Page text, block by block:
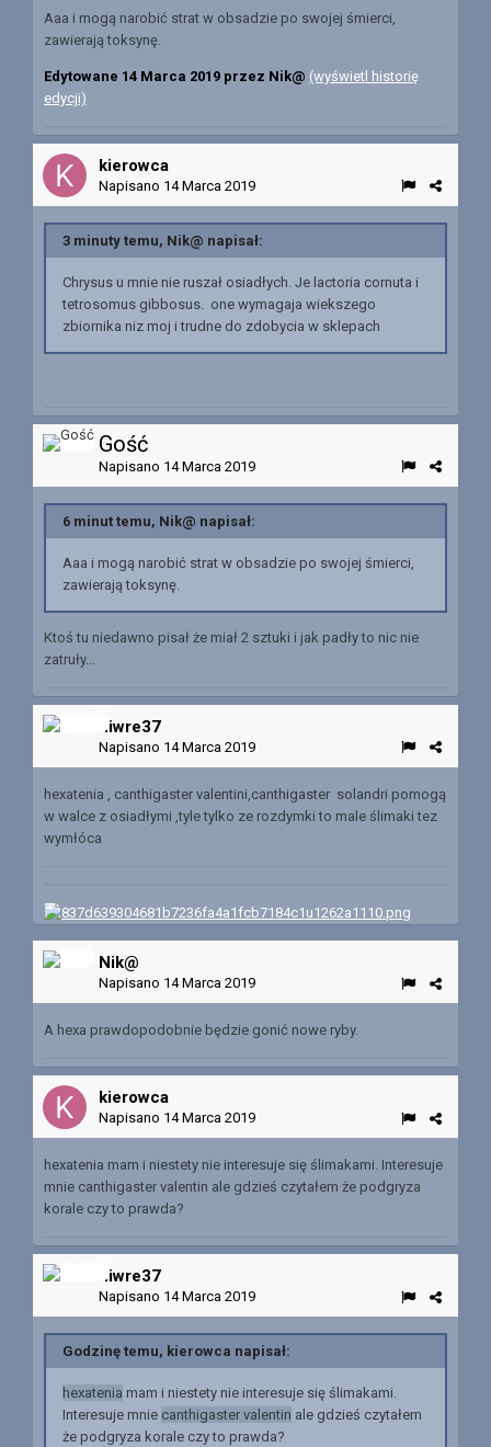
Aaa i mogą narobić strat w obsadzie po swojej śmierci,
zawierają toksynę.
Edytowane 14 Marca 2019 przez Nik@ (wyświetl historię
edycji)
kierowca
Napisano 14 Marca 2019
3 minuty temu, Nik@ napisał:
Chrysus u mnie nie ruszał osiadłych. Je lactoria cornuta i
tetrosomus gibbosus. one wymagaja wiekszego
zbiornika niz moj i trudne do zdobycia w sklepach
Gość
Napisano 14 Marca 2019
6 minut temu, Nik@ napisał:
Aaa i mogą narobić strat w obsadzie po swojej śmierci,
zawierają toksynę.
Ktoś tu niedawno pisał że miał 2 sztuki i jak padły to nic nie
zatruły...
niwre37
Napisano 14 Marca 2019
hexatenia , canthigaster valentini,canthigaster solandri pomogą
w walce z osiadłymi ,tyle tylko ze rozdymki to male ślimaki tez
wymłóca
Nik@
Napisano 14 Marca 2019
A hexa prawdopodobnie będzie gonić nowe ryby.
kierowca
Napisano 14 Marca 2019
hexatenia mam i niestety nie interesuje się ślimakami. Interesuje
mnie canthigaster valentin ale gdzieś czytałem że podgryza
korale czy to prawda?
niwre37
Napisano 14 Marca 2019
Godzinę temu, kierowca napisał:
hexatenia mam i niestety nie interesuje się ślimakami.
Interesuje mnie canthigaster valentin ale gdzieś czytałem
że podgryza korale czy to prawda?